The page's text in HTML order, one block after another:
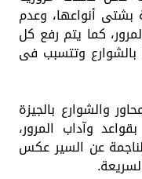
بشتى أنواعها، وعدم
كما يتم رفع كل
بالشوارع وتتسبب فى
والشوارع بالجيزة
وآداب المرور،
عن السير عكس